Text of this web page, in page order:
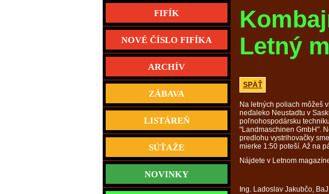
FIFÍK
NOVÉ ČÍSLO FIFÍKA
ARCHÍV
ZÁBAVA
LISTÁREŇ
SÚŤAŽE
NOVINKY
Letný
SPÄŤ
Na letných poliach môžeš
neďaleko Neustadtu v
poľnohospodársku
"Landmaschinen GmbH".
predlohu vystrihovačky
mierke 1:50 poteší. Až na
Nájdete v Letnom
Ing. Ladoslav Jakubčo, BaJ